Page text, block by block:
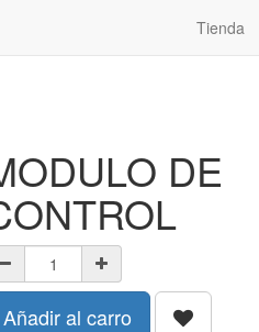
Tienda
DE
Añadir al carro